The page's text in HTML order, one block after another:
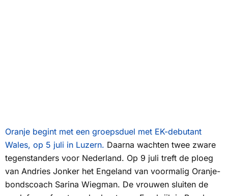
Oranje begint met een groepsduel met EK-debutant
Wales, op 5 juli in Luzern. Daarna wachten twee zware
tegenstanders voor Nederland. Op 9 juli treft de ploeg
van Andries Jonker het Engeland van voormalig Oranje-
bondscoach Sarina Wiegman. De vrouwen sluiten de